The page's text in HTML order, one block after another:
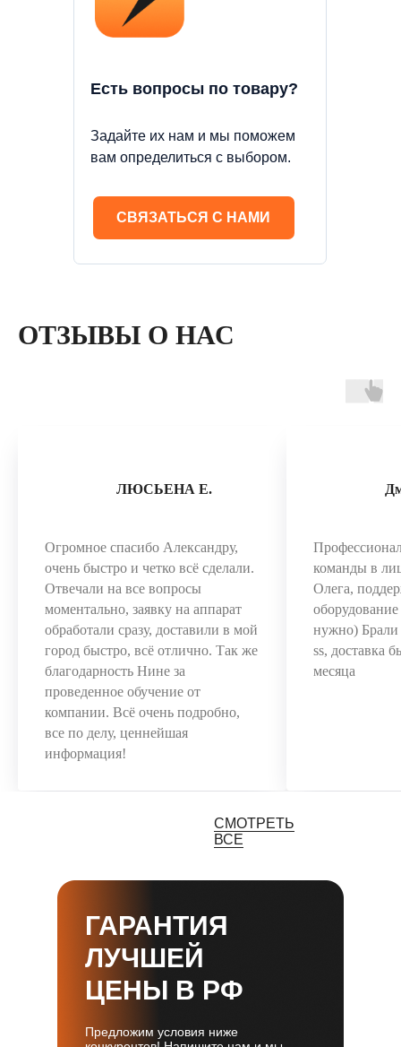
Есть вопросы по товару?
Задайте их нам и мы поможем
вам определиться с выбором.
СВЯЗАТЬСЯ С НАМИ
ОТЗЫВЫ О НАС
ЛЮСЬЕНА Е.
Огромное спасибо Александру,
очень быстро и четко всё сделали.
Отвечали на все вопросы
моментально, заявку на аппарат
обработали сразу, доставили в мой
город быстро, всё отлично. Так же
благодарность Нине за
проведенное обучение от
компании. Всё очень подробно,
все по делу, ценнейшая
информация!
команды в
Олега,
оборудование
нужно)
ss, доставка
месяца
СМОТРЕТЬ
ВСЕ
Предложим условия ниже
ГАРАНТИЯ
ЛУЧШЕЙ
ЦЕНЫ В РФ